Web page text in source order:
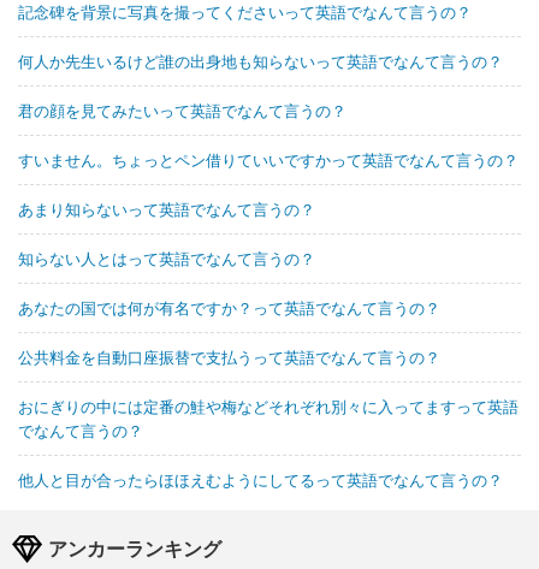
記念碑を背景に写真を撮ってくださいって英語でなんて言うの？
何人か先生いるけど誰の出身地も知らないって英語でなんて言うの？
君の顔を見てみたいって英語でなんて言うの？
すいません。ちょっとペン借りていいですかって英語でなんて言うの？
あまり知らないって英語でなんて言うの？
知らない人とはって英語でなんて言うの？
あなたの国では何が有名ですか？って英語でなんて言うの？
公共料金を自動口座振替で支払うって英語でなんて言うの？
おにぎりの中には定番の鮭や梅などそれぞれ別々に入ってますって英語
でなんて言うの？
他人と目が合ったらほほえむようにしてるって英語でなんて言うの？
アンカーランキング